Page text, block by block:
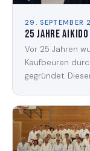
29. SEPTEMBER
25 Jahre
Vor 25 Jahren
Kaufbeuren
gegründet.